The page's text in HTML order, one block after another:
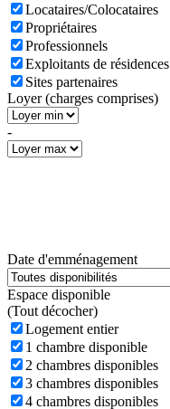
Locataires/Colocataires
Propriétaires
Professionnels
Exploitants de résidences
Sites partenaires
Loyer (charges comprises)
-
Date d'emménagement
Espace disponible
(Tout décocher)
Logement entier
1 chambre disponible
2 chambres disponibles
3 chambres disponibles
4 chambres disponibles